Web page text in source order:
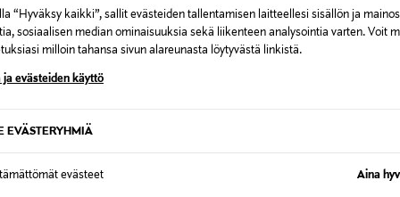
“Hyväksy kaikki”, sallit evästeiden tallentamisen laitteellesi sisällön ja
sosiaalisen median ominaisuuksia sekä liikenteen analysointia varten. Voit
milloin tahansa sivun alareunasta löytyvästä linkistä.
ja evästeiden käyttö
EVÄSTERYHMIÄ
evästeet Aina
PENTIK